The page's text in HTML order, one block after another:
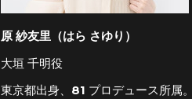
原 紗友里（はら さゆり）
大垣 千明役
東京都出身、81 プロデュース所属。